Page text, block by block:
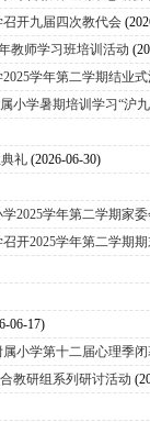
开九届四次教代会
教师学习班培训活动
学年第二学期结业式
小学暑期培训学习“沪
礼 (2026-06-30)
2025学年第二学期家
开2025学年第二学期
06-17)
小学第十二届心理季
教研组系列研讨活动